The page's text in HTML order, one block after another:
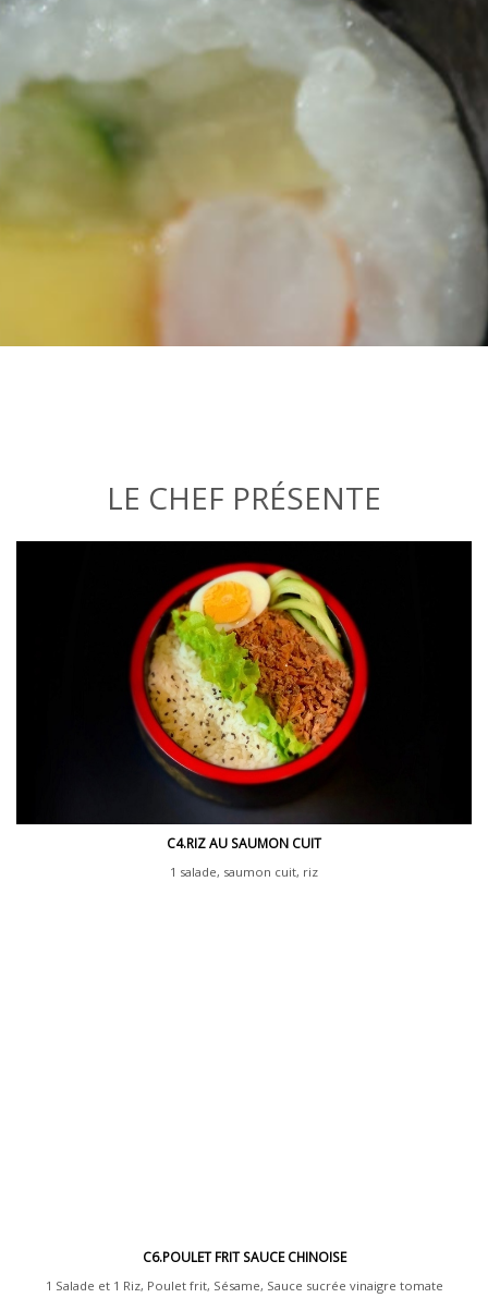
LE CHEF PRÉSENTE
C4.RIZ AU SAUMON CUIT
1 salade, saumon cuit, riz
C6.POULET FRIT SAUCE CHINOISE
1 Salade et 1 Riz, Poulet frit, Sésame, Sauce sucrée vinaigre tomate